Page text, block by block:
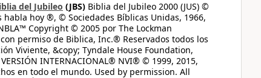
del Jubileo (JBS) Biblia del Jubileo 2000 (JUS) ©
habla hoy ®, © Sociedades Bíblicas Unidas, 1966,
Copyright © 2005 por The Lockman
permiso de Biblica, Inc.® Reservados todos los
Viviente, &copy; Tyndale House Foundation,
INTERNACIONAL® NVI® © 1999, 2015,
en todo el mundo. Used by permission. All